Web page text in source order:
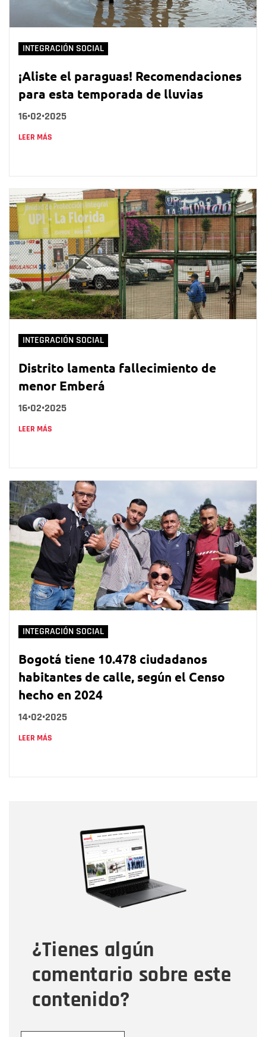
INTEGRACIÓN SOCIAL
¡Aliste el paraguas! Recomendaciones
para esta temporada de lluvias
16•02•2025
LEER MÁS
INTEGRACIÓN SOCIAL
Distrito lamenta fallecimiento de
menor Emberá
16•02•2025
LEER MÁS
INTEGRACIÓN SOCIAL
Bogotá tiene 10.478 ciudadanos
habitantes de calle, según el Censo
hecho en 2024
14•02•2025
LEER MÁS
¿Tienes algún
comentario sobre este
contenido?
Correo electrónico
Tipo de comentario
Mensaje